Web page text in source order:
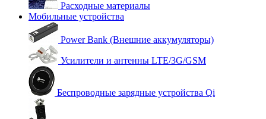
Расходные материалы
Мобильные устройства
Power Bank (Внешние аккумуляторы)
Усилители и антенны LTE/3G/GSM
Беспроводные зарядные устройства Qi